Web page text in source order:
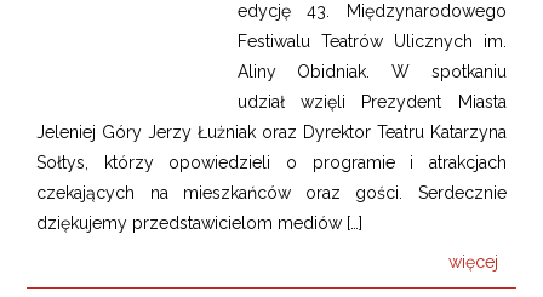
edycję 43. Międzynarodowego
Festiwalu Teatrów Ulicznych im.
Aliny Obidniak. W spotkaniu
udział wzięli Prezydent Miasta
Jeleniej Góry Jerzy Łużniak oraz Dyrektor Teatru Katarzyna
Sołtys, którzy opowiedzieli o programie i atrakcjach
czekających na mieszkańców oraz gości. Serdecznie
dziękujemy przedstawicielom mediów […]
więcej